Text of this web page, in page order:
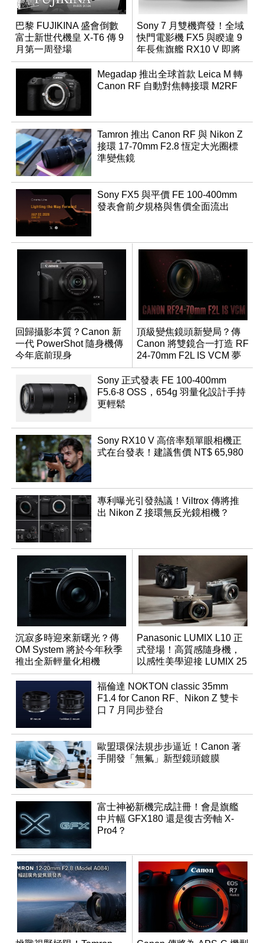
巴黎 FUJIKINA 盛會倒數
富士新世代機皇 X-T6 傳 9
月第一周登場
Sony 7 月雙機齊發！全域
快門電影機 FX5 與睽違 9
年長焦旗艦 RX10 V 即將
登場
Megadap 推出全球首款 Leica M 轉
Canon RF 自動對焦轉接環 M2RF
Tamron 推出 Canon RF 與 Nikon Z
接環 17-70mm F2.8 恆定大光圈標
準變焦鏡
Sony FX5 與平價 FE 100-400mm
發表會前夕規格與售價全面流出
回歸攝影本質？Canon 新
一代 PowerShot 隨身機傳
今年底前現身
頂級變焦鏡頭新變局？傳
Canon 將雙鏡合一打造 RF
24-70mm F2L IS VCM 夢
幻規格
Sony 正式發表 FE 100-400mm
F5.6-8 OSS，654g 羽量化設計手持
更輕鬆
Sony RX10 V 高倍率類單眼相機正
式在台發表！建議售價 NT$ 65,980
專利曝光引發熱議！Viltrox 傳將推
出 Nikon Z 接環無反光鏡相機？
沉寂多時迎來新曙光？傳
OM System 將於今年秋季
推出全新輕量化相機
Panasonic LUMIX L10 正
式登場！高質感隨身機，
以感性美學迎接 LUMIX 25
週年
福倫達 NOKTON classic 35mm
F1.4 for Canon RF、Nikon Z 雙卡
口 7 月同步登台
歐盟環保法規步步逼近！Canon 著
手開發「無氟」新型鏡頭鍍膜
富士神祕新機完成註冊！會是旗艦
中片幅 GFX180 還是復古旁軸 X-
Pro4？